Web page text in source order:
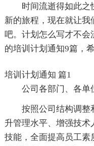
时间流逝得如此之
新的旅程，现在就让
吧。计划怎么写才不会
的培训计划通知9篇，
培训计划通知 篇1
公司各部门、各单
按照公司结构调整
升管理水平、增强技
技能，全面提高员工素